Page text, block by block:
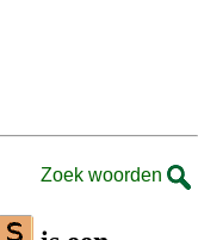
Zoek woorden